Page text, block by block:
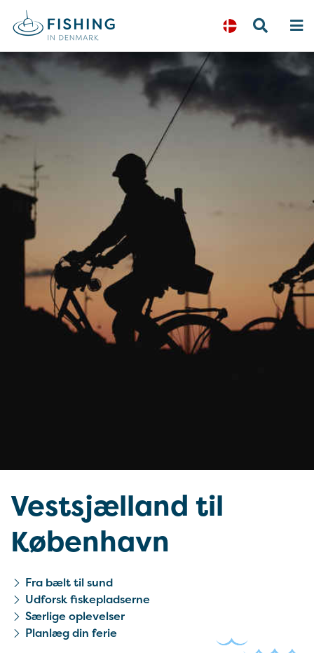
Vestsjælland til
København
Fra bælt til sund
Udforsk fiskepladserne
Særlige oplevelser
Planlæg din ferie